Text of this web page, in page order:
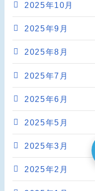
2025年10月
2025年9月
2025年8月
2025年7月
2025年6月
2025年5月
2025年3月
2025年2月